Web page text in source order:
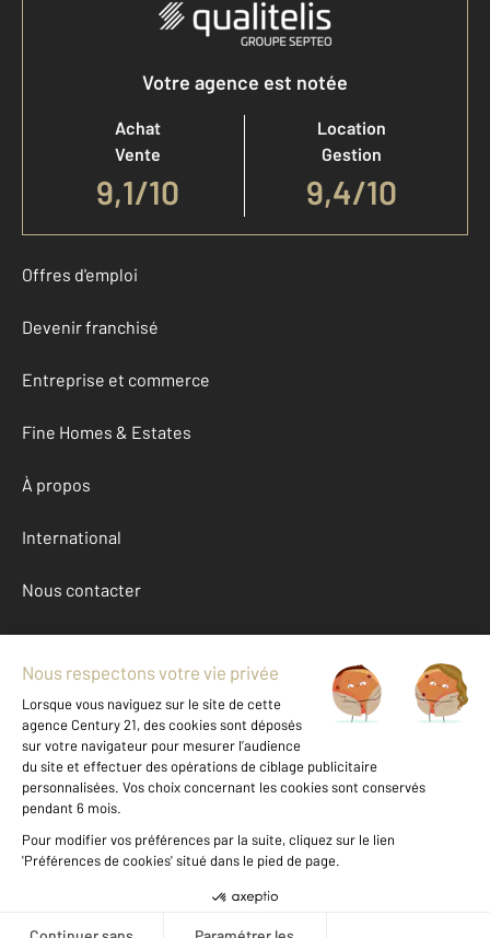
Votre agence est notée
Achat
Vente
9,1/10
Location
Gestion
9,4/10
Offres d'emploi
Devenir franchisé
Entreprise et commerce
Fine Homes & Estates
À propos
International
Nous contacter
Mentions légales & CGU et Barèmes d'honoraires
Données personnelles
Gestionnaire des cookies
Achat maison autour de LA CHAUSSEE ST VICTOR (41260)